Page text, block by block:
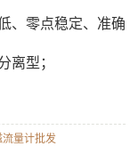
、零点稳定、准确
离型；
量计批发